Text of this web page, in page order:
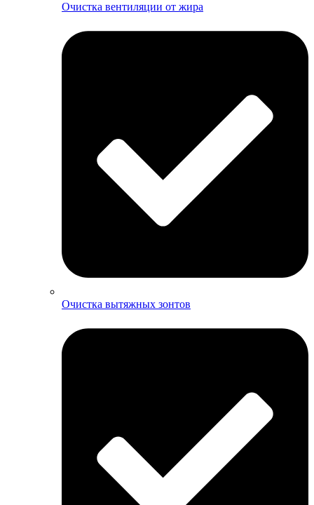
Очистка вентиляции от жира
Очистка вытяжных зонтов